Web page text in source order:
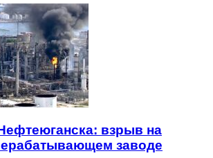
взрыв на
заводе